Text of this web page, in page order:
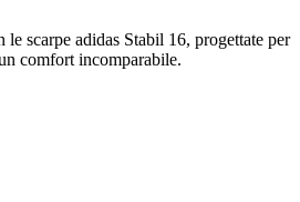
scarpe adidas Stabil 16, progettate per
comfort incomparabile.